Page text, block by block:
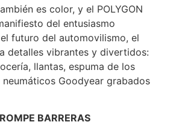
es color, y el POLYGON
del entusiasmo
futuro del automovilismo, el
detalles vibrantes y divertidos:
llantas, espuma de los
Goodyear grabados
BARRERAS